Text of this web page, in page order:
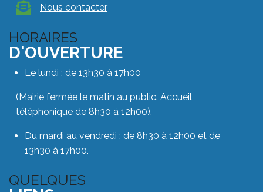
Nous contacter
HORAIRES
D'OUVERTURE
Le lundi : de 13h30 à 17h00
(Mairie fermée le matin au public. Accueil
téléphonique de 8h30 à 12h00).
Du mardi au vendredi : de 8h30 à 12h00 et de
13h30 à 17h00.
QUELQUES